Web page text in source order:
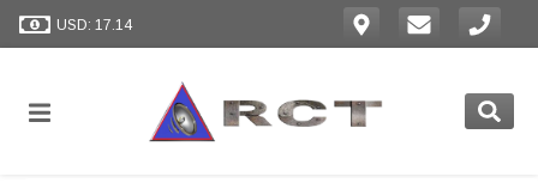
USD: 17.14